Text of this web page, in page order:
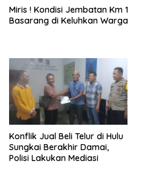
Miris ! Kondisi Jembatan Km 1
Basarang di Keluhkan Warga
Konflik Jual Beli Telur di Hulu
Sungkai Berakhir Damai,
Polisi Lakukan Mediasi